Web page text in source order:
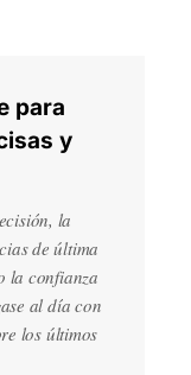
para
y
la
de última
la confianza
al día con
los últimos